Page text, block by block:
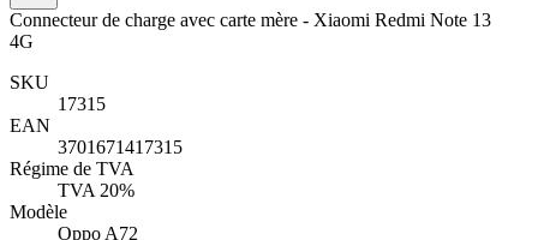
Connecteur de charge avec carte mère - Xiaomi Redmi Note 13
4G
SKU
17315
EAN
3701671417315
Régime de TVA
TVA 20%
Modèle
Oppo A72